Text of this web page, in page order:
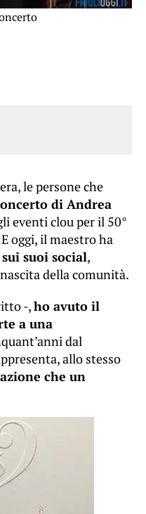
le persone che
di Andrea
eventi clou per il 50°
oggi, il maestro ha
suoi social,
della comunità.
-,ho avuto il
a una
dal
allo stesso
che un